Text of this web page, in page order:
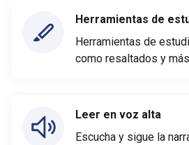
Herramientas de
Herramientas de
como resaltados y más
Leer en voz alta
Escucha y sigue la